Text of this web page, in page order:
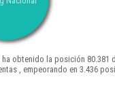
obtenido la posición 80.381
, empeorando en 3.436